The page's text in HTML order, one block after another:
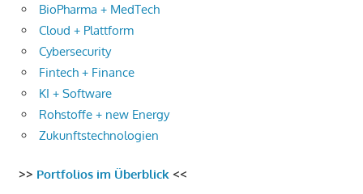
BioPharma + MedTech
Cloud + Plattform
Cybersecurity
Fintech + Finance
KI + Software
Rohstoffe + new Energy
Zukunftstechnologien
>> Portfolios im Überblick<<